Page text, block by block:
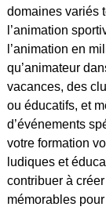
domaines variés
l’animation
l’animation en
qu’animateur
vacances, des
ou éducatifs, et
d’événements
votre formation
ludiques et
contribuer à
mémorables